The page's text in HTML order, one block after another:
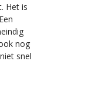
Het is
nog
snel